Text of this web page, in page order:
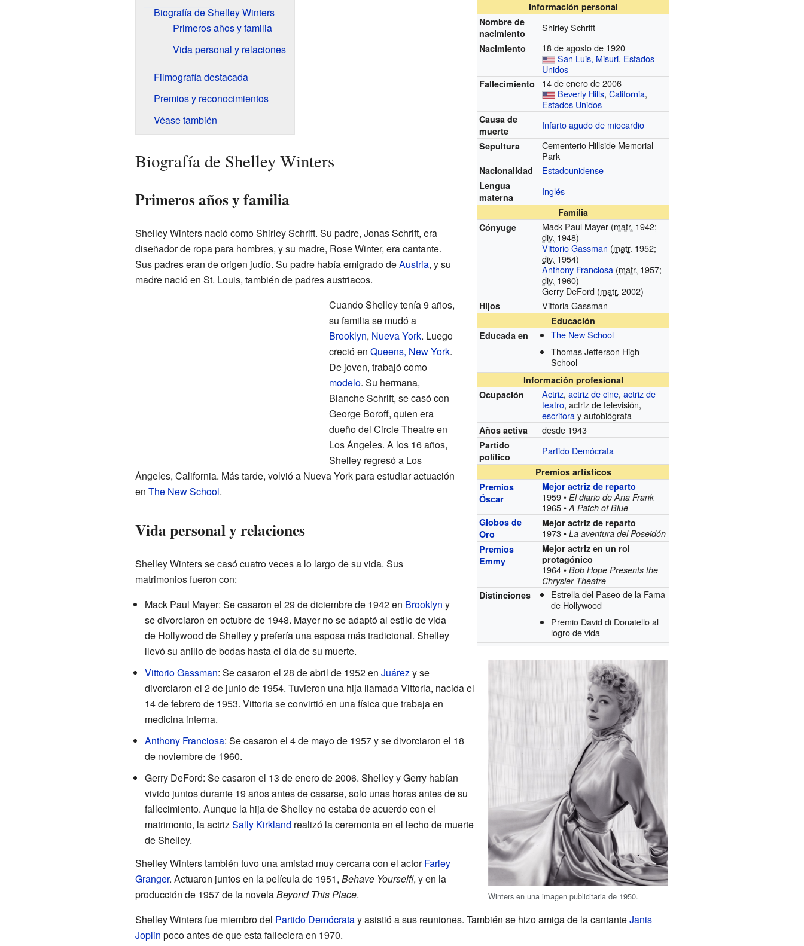
Información personal
Nombre de
nacimiento
Shirley Schrift
Nacimiento
18 de agosto de 1920
San Luis, Misuri, Estados
Unidos
Fallecimiento
14 de enero de 2006
Beverly Hills,California,
Estados Unidos
Causa de
muerte
Infarto agudo de miocardio
Sepultura
Cementerio Hillside Memorial
Park
Nacionalidad Estadounidense
Lengua
materna
Inglés
Familia
Cónyuge
Mack Paul Mayer (matr. 1942;
div. 1948)
Vittorio Gassman (matr. 1952;
div. 1954)
Anthony Franciosa (matr. 1957;
div. 1960)
Gerry DeFord (matr. 2002)
Hijos Vittoria Gassman
Educación
Educada en
The New School
Thomas Jefferson High
School
Información profesional
Ocupación
Actriz,actriz de cine,actriz de
teatro, actriz de televisión,
escritoray autobiógrafa
Años activa desde 1943
Partido
político
Partido Demócrata
Premios artísticos
Premios
Óscar
Mejor actriz de reparto
1959 •El diario de Ana Frank
1965 •A Patch of Blue
Globos de
Oro
Mejor actriz de reparto
1973 •La aventura del Poseidón
Premios
Emmy
Mejor actriz en un rol
protagónico
1964 •Bob Hope Presents the
Chrysler Theatre
Distinciones
Estrella del Paseo de la Fama
de Hollywood
Premio David di Donatello al
logro de vida
Biografía de Shelley Winters
Primeros años y familia
Vida personal y relaciones
Filmografía destacada
Premios y reconocimientos
Véase también
Biografía de Shelley Winters
Primeros años y familia
Shelley Winters nació como Shirley Schrift. Su padre, Jonas Schrift, era
diseñador de ropa para hombres, y su madre, Rose Winter, era cantante.
Sus padres eran de origen judío. Su padre había emigrado deAustria, y su
madre nació en St. Louis, también de padres austriacos.
Cuando Shelley tenía 9 años,
su familia se mudó a
Brooklyn, Nueva York. Luego
creció en Queens, New York.
De joven, trabajó como
modelo. Su hermana,
Blanche Schrift, se casó con
George Boroff, quien era
dueño del Circle Theatre en
Los Ángeles. A los 16 años,
Shelley regresó a Los
Ángeles, California. Más tarde, volvió a Nueva York para estudiar actuación
en The New School.
Winters en una imagen publicitaria de 1950.
Vida personal y relaciones
Shelley Winters se casó cuatro veces a lo largo de su vida. Sus
matrimonios fueron con:
Mack Paul Mayer: Se casaron el 29 de diciembre de 1942 en Brooklyn y
se divorciaron en octubre de 1948. Mayer no se adaptó al estilo de vida
de Hollywood de Shelley y prefería una esposa más tradicional. Shelley
llevó su anillo de bodas hasta el día de su muerte.
Vittorio Gassman: Se casaron el 28 de abril de 1952 en Juárezy se
divorciaron el 2 de junio de 1954. Tuvieron una hija llamada Vittoria, nacida el
14 de febrero de 1953. Vittoria se convirtió en una física que trabaja en
medicina interna.
Anthony Franciosa: Se casaron el 4 de mayo de 1957 y se divorciaron el 18
de noviembre de 1960.
Gerry DeFord: Se casaron el 13 de enero de 2006. Shelley y Gerry habían
vivido juntos durante 19 años antes de casarse, solo unas horas antes de su
fallecimiento. Aunque la hija de Shelley no estaba de acuerdo con el
matrimonio, la actrizSally Kirkland realizó la ceremonia en el lecho de muerte
de Shelley.
Shelley Winters también tuvo una amistad muy cercana con el actorFarley
Granger. Actuaron juntos en la película de 1951, Behave Yourself!, y en la
producción de 1957 de la novelaBeyond This Place.
Shelley Winters fue miembro del Partido Demócratay asistió a sus reuniones. También se hizo amiga de la cantanteJanis
Joplin poco antes de que esta falleciera en 1970.